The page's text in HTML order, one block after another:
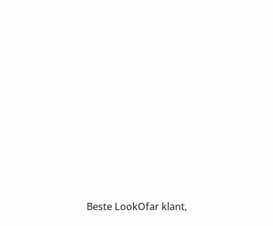
Beste LookOfar klant,